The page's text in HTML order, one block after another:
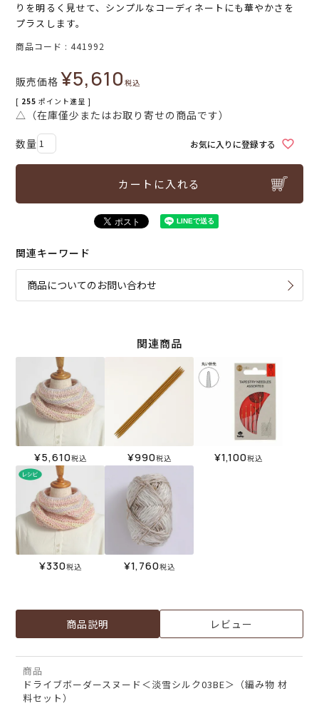
りを明るく見せて、シンプルなコーディネートにも華やかさを
プラスします。
商品コード 441992
販売価格 ¥5,610税込
[ 255 ポイント進呈 ]
△（在庫僅少またはお取り寄せの商品です）
お気に入りに登録する
カートに入れる
関連キーワード
商品についてのお問い合わせ
関連商品
¥5,610税込 ¥990税込 ¥1,100税込
¥330税込 ¥1,760税込
商品説明 レビュー
商品
ドライブボーダースヌード＜淡雪シルク03BE＞（編み物 材
料セット）